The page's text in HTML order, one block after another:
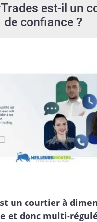
est-il un
de confiance ?
un courtier à
et donc multi-